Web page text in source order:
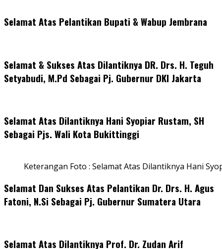
Selamat Atas Pelantikan Bupati & Wabup Jembrana
Selamat & Sukses Atas Dilantiknya DR. Drs. H. Teguh
Setyabudi, M.Pd Sebagai Pj. Gubernur DKI Jakarta
Selamat Atas Dilantiknya Hani Syopiar Rustam, SH
Sebagai Pjs. Wali Kota Bukittinggi
Keterangan Foto : Selamat Atas Dilantiknya Hani
Selamat Dan Sukses Atas Pelantikan Dr. Drs. H. Agus
Fatoni, N.Si Sebagai Pj. Gubernur Sumatera Utara
Selamat Atas Dilantiknya Prof. Dr. Zudan Arif